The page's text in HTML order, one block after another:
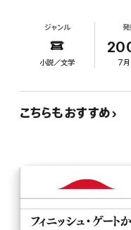
ジャンル
小説／文学
発
7
こちらもおすすめ